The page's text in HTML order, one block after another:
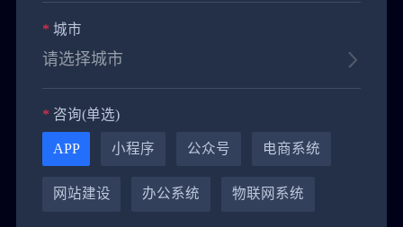
* 城市
* 咨询(单选)
APP 小程序 公众号 电商系统
网站建设 办公系统 物联网系统